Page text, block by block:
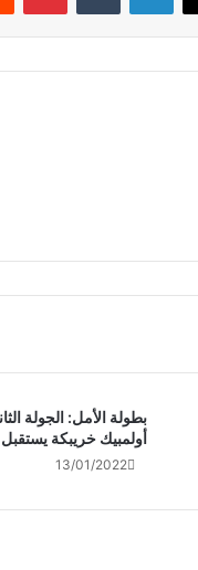
بطولة الأمل: الجولة
أولمبيك خريبكة
13/01/2022